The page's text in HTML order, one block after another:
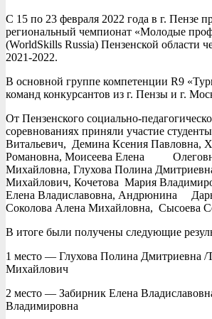
С 15 по 23 февраля 2022 года в г. Пензе
региональный чемпионат «Молодые
(WorldSkills Russia) Пензенской области
2021-2022.
В основной группе компетенции R9
команд конкурсантов из г. Пензы и г.
От Пензенского социально-
соревнованиях приняли участие
Витальевич, Демина Ксения Павловна,
Романовна, Моисеева Елена
Михайловна, Глухова Полина
Михайлович, Кочетова Мария
Елена Владиславовна, Андрюнина
Соколова Алена Михайловна, Сысоева
В итоге были получены следующие
1 место — Глухова Полина Дмитриевна /
Михайлович
2 место — Забирник Елена
Владимировна